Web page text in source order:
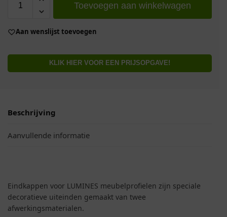
Toevoegen aan winkelwagen
Aan wenslijst toevoegen
KLIK HIER VOOR EEN PRIJSOPGAVE!
Beschrijving
Aanvullende informatie
Eindkappen voor LUMINES meubelprofielen zijn speciale
decoratieve uiteinden gemaakt van twee
afwerkingsmaterialen.